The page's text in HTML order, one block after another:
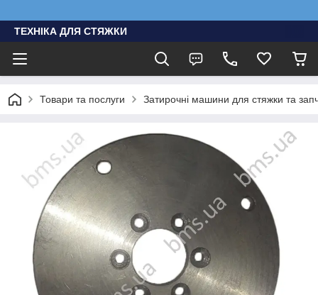
ТЕХНІКА ДЛЯ СТЯЖКИ
Товари та послуги Затирочні машини для стяжки та